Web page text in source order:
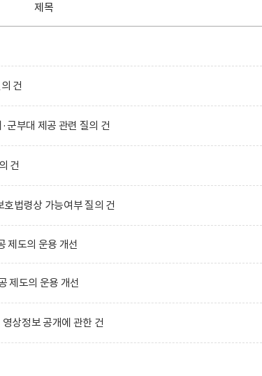
제목
건
군부대 제공 관련 질의 건
건
법령상 가능여부 질의 건
제도의 운용 개선
제도의 운용 개선
상정보 공개에 관한 건